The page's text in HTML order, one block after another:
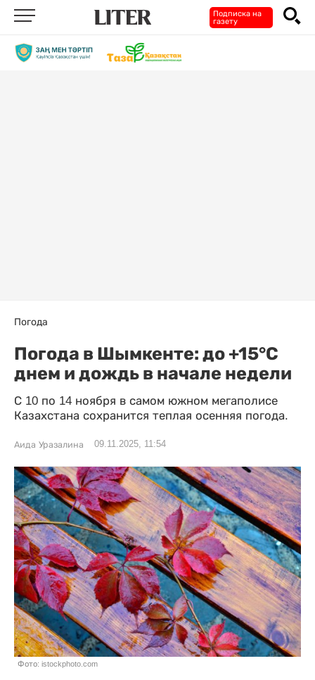
Подписка на
газету
Погода
Погода в Шымкенте: до +15°C
днем и дождь в начале недели
С 10 по 14 ноября в самом южном мегаполисе
Казахстана сохранится теплая осенняя погода.
Аида Уразалина 09.11.2025, 11:54
Фото: istockphoto.com